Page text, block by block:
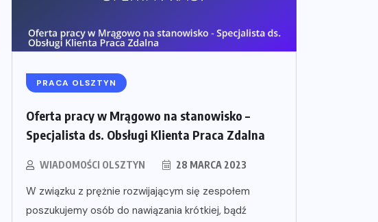
PRACA OLSZTYN
Oferta pracy w Mrągowo na stanowisko –
Specjalista ds. Obsługi Klienta Praca Zdalna
WIADOMOŚCI OLSZTYN 28 MARCA 2023
W związku z prężnie rozwijającym się zespołem
poszukujemy osób do nawiązania krótkiej, bądź